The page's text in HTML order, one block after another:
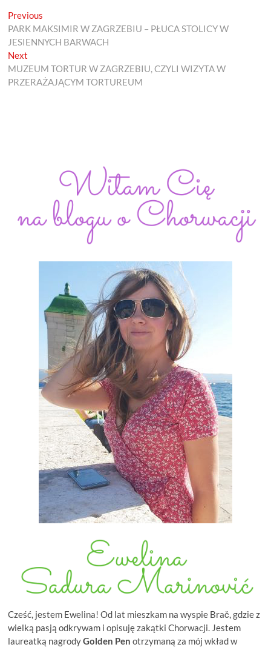
Nawigacja
wpisu
Previous
post:
PARK MAKSIMIR W ZAGRZEBIU – PŁUCA STOLICY W
JESIENNYCH BARWACH
Next
post:
MUZEUM TORTUR W ZAGRZEBIU, CZYLI WIZYTA W
PRZERAŻAJĄCYM TORTUREUM
Cześć, jestem Ewelina! Od lat mieszkam na wyspie Brač, gdzie z
wielką pasją odkrywam i opisuję zakątki Chorwacji. Jestem
laureatką nagrodyGolden Penotrzymaną za mój wkład w